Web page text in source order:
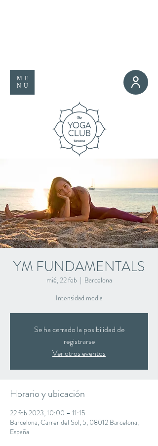
ME
NU
YM FUNDAMENTALS
mié, 22 feb
  |
Barcelona
Intensidad media
Se ha cerrado la posibilidad de
registrarse
Ver otros eventos
Horario y ubicación
22 feb 2023, 10:00 – 11:15
Barcelona, Carrer del Sol, 5, 08012 Barcelona,
España